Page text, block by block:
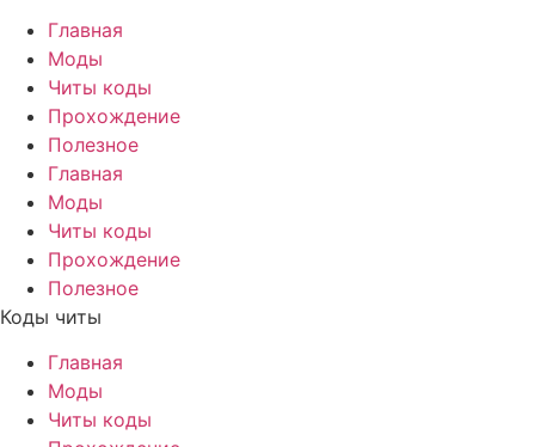
Главная
Моды
Читы коды
Прохождение
Полезное
Главная
Моды
Читы коды
Прохождение
Полезное
Коды читы
Главная
Моды
Читы коды